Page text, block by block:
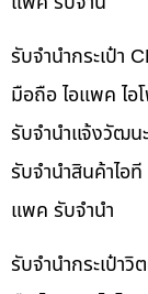
รับจำนำกระเป๋า
มือถือ ไอแพค ไอ
รับจํานําแจ้งวัฒน
รับจำนำสินค้าไอ
แพค รับจำนำ
รับจำนำกระเป๋า